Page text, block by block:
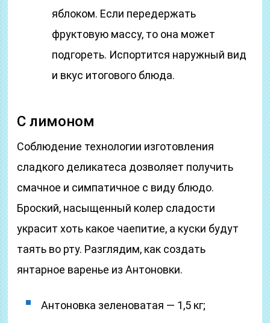
яблоком. Если передержать
фруктовую массу, то она может
подгореть. Испортится наружный вид
и вкус итогового блюда.
С лимоном
Соблюдение технологии изготовления
сладкого деликатеса дозволяет получить
смачное и симпатичное с виду блюдо.
Броский, насыщенный колер сладости
украсит хоть какое чаепитие, а куски будут
таять во рту. Разглядим, как создать
янтарное варенье из Антоновки.
Антоновка зеленоватая — 1,5 кг;